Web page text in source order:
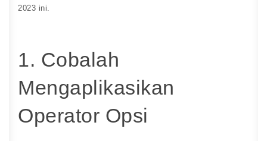
2023 ini.
1. Cobalah
Mengaplikasikan
Operator Opsi